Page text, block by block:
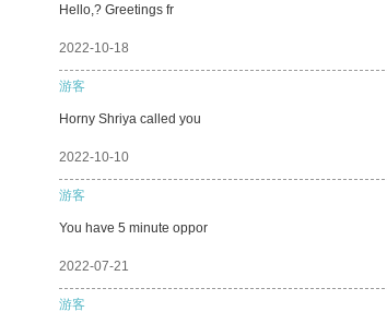
Hello,? Greetings fr
2022-10-18
游客
Horny Shriya called you
2022-10-10
游客
You have 5 minute oppor
2022-07-21
游客